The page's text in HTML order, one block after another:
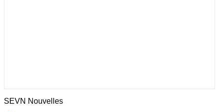
SEVN Nouvelles